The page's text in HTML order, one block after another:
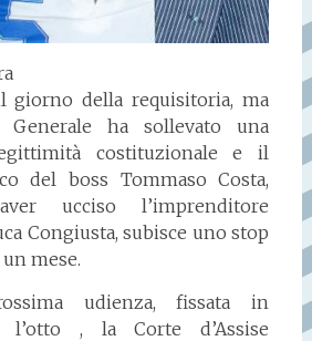
giorno della requisitoria, ma
ha sollevato una
costituzionale e il
del boss Tommaso Costa,
ucciso l’imprenditore
Congiusta, subisce uno stop
mese.
udienza, fissata in
l’otto , la Corte d’Assise